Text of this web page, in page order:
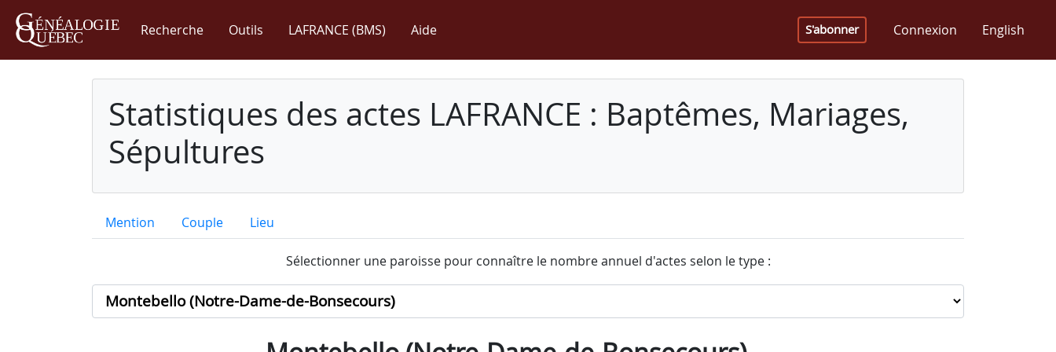
Recherche Outils LAFRANCE (BMS) Aide S'abonner Connexion English
Statistiques des actes LAFRANCE : Baptêmes, Mariages,
Sépultures
Mention Couple Lieu
Sélectionner une paroisse pour connaître le nombre annuel d'actes selon le type :